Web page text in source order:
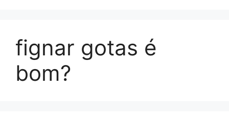
fignar gotas é
bom?